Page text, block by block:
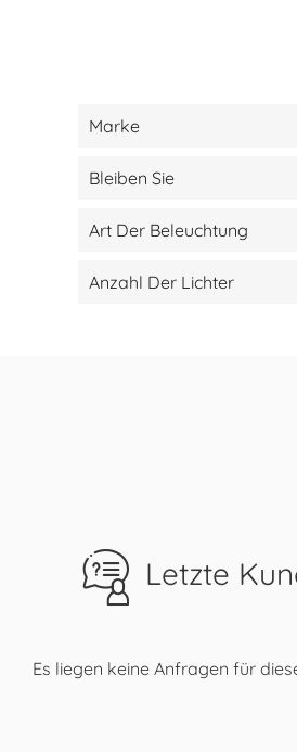
Marke
Bleiben Sie
Art Der Beleuchtung
Anzahl Der Lichter
Letzte
Es liegen keine Anfragen für